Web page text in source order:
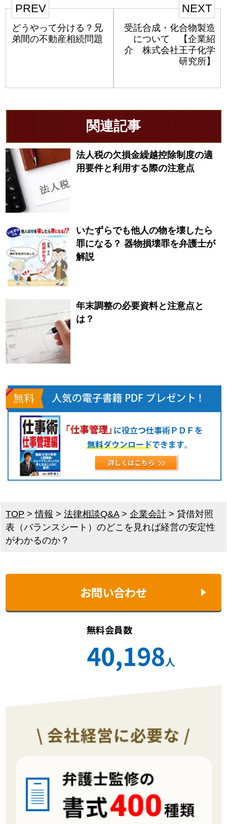
PREV
どうやって分ける？兄
弟間の不動産相続問題
NEXT
受託合成・化合物製造
について 【企業紹
介 株式会社王子化学
研究所】
関連記事
法人税の欠損金繰越控除制度の適
用要件と利用する際の注意点
いたずらでも他人の物を壊したら
罪になる？ 器物損壊罪を弁護士が
解説
年末調整の必要資料と注意点と
は？
TOP >情報 >法律相談Q&A>企業会計 >貸借対照
表（バランスシート）のどこを見れば経営の安定性
がわかるのか？
お問い合わせ
無料会員数
40,198人